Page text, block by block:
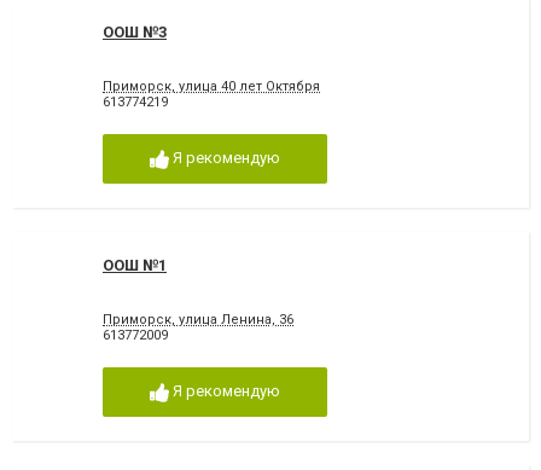
ООШ №3
Приморск, улица 40 лет Октября
613774219
Я рекомендую
ООШ №1
Приморск, улица Ленина, 36
613772009
Я рекомендую